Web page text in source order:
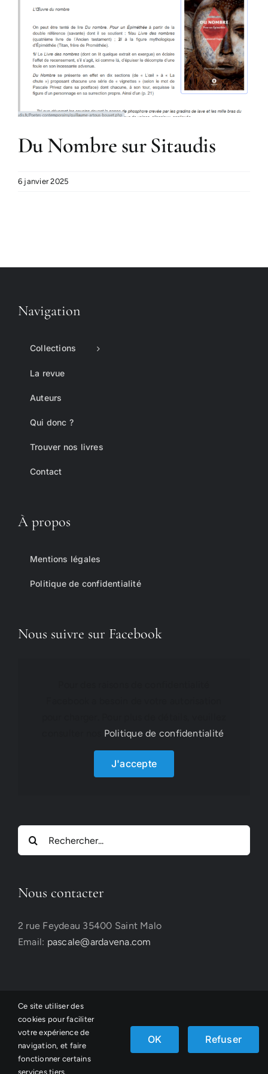
Du Nombre sur Sitaudis
6 janvier 2025
Navigation
Collections
La revue
Auteurs
Qui donc ?
Trouver nos livres
Contact
À propos
Mentions légales
Politique de confidentialité
Nous suivre sur Facebook
Politique de confidentialité
J'accepte
Nous contacter
2 rue Feydeau 35400 Saint Malo
Email: pascale@ardavena.com
©Ardavena, conception Atelier Belle Lurette
Ce site utiliser des
cookies pour faciliter
votre expérience de
navigation, et faire
fonctionner certains
services tiers.
OK Refuser